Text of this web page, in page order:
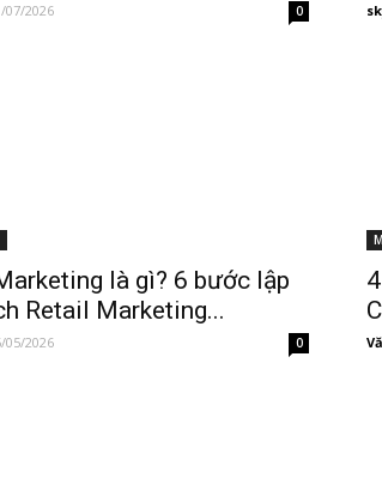
07/2026 0
là gì? 6 bước lập
Retail Marketing...
05/2026 0